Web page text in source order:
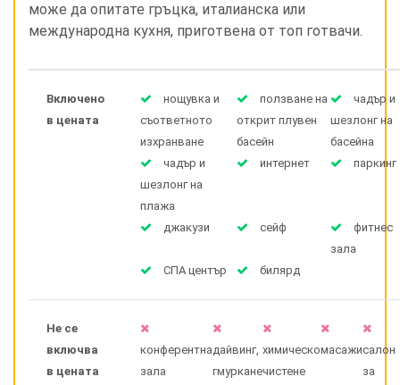
може да опитате гръцка, италианска или
международна кухня, приготвена от топ готвачи.
Включено
в цената
нощувка и
съответното
изхранване
ползване на
открит плувен
басейн
чадър и
шезлонг на
басейна
чадър и
шезлонг на
плажа
интернет паркинг
джакузи сейф
фитнес
зала
СПА център
билярд
Не се
включва
в цената
конферентна
зала
дайвинг,
гмуркане
химическо
чистене
масажисалон
за